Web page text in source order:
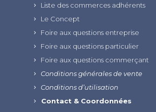
Liste des commerces adhérents
Le Concept
Foire aux questions entreprise
Foire aux questions particulier
Foire aux questions commerçant
Conditions générales de vente
Conditions d’utilisation
Contact & Coordonnées